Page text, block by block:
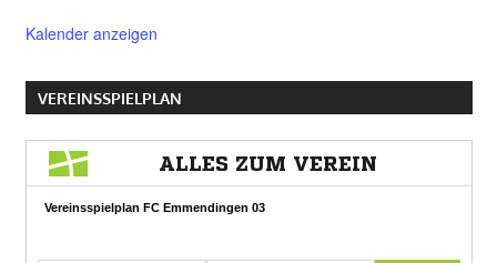
Kalender anzeigen
VEREINSSPIELPLAN